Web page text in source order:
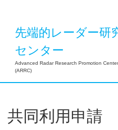
先端的レーダー研
センター
Advanced Radar Research Promotion Center
(ARRC)
共同利用申請